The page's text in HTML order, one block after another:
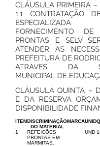
CLÁUSULA PRIMEIRA –
1.1 CONTRATAÇÃO
FORNECIMENTO DE
PRONTAS E SELV
ATENDER AS
PREFEITURA DE
ATRAVES DA
MUNICIPAL DE
CLÁUSULA QUINTA –
E DA RESERVA
DISPONIBILIDADE
ITEMDISCRIMINAÇÃO
DO MATERIAL
MARCAUNID
1
REFEICÕES
PRONTAS EM
MARMITAS.
UND